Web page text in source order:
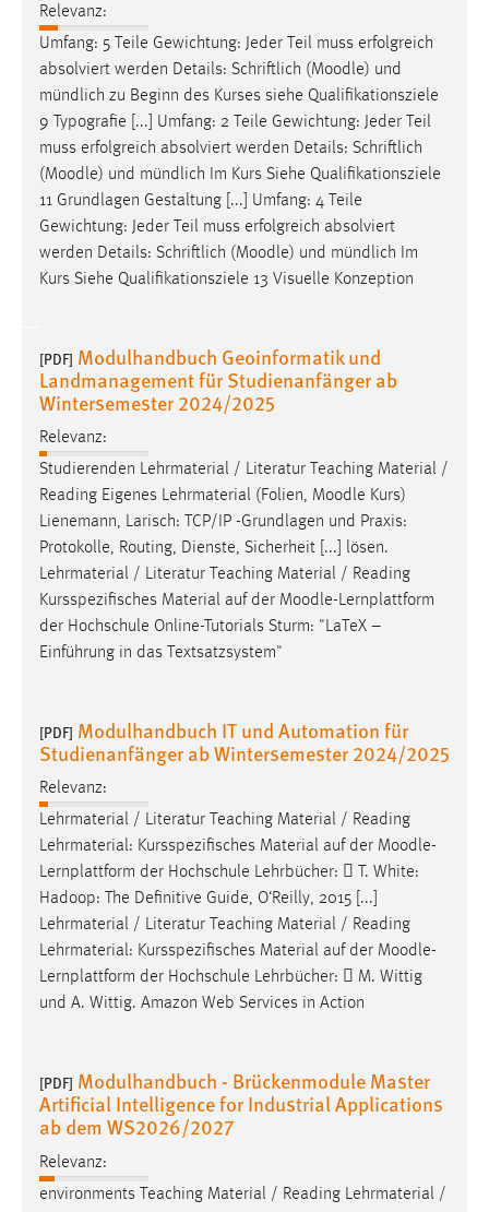
Relevanz:
Umfang: 5 Teile Gewichtung: Jeder Teil muss erfolgreich
absolviert werden Details: Schriftlich (Moodle) und
mündlich zu Beginn des Kurses siehe Qualifikationsziele
9 Typografie [...] Umfang: 2 Teile Gewichtung: Jeder Teil
muss erfolgreich absolviert werden Details: Schriftlich
(Moodle) und mündlich Im Kurs Siehe Qualifikationsziele
11 Grundlagen Gestaltung [...] Umfang: 4 Teile
Gewichtung: Jeder Teil muss erfolgreich absolviert
werden Details: Schriftlich (Moodle) und mündlich Im
Kurs Siehe Qualifikationsziele 13 Visuelle Konzeption
[PDF] Modulhandbuch Geoinformatik und
Landmanagement für Studienanfänger ab
Wintersemester 2024/2025
Relevanz:
Studierenden Lehrmaterial / Literatur Teaching Material /
Reading Eigenes Lehrmaterial (Folien, Moodle Kurs)
Lienemann, Larisch: TCP/IP -Grundlagen und Praxis:
Protokolle, Routing, Dienste, Sicherheit [...] lösen.
Lehrmaterial / Literatur Teaching Material / Reading
Kursspezifisches Material auf der Moodle-Lernplattform
der Hochschule Online-Tutorials Sturm: "LaTeX –
Einführung in das Textsatzsystem"
[PDF] Modulhandbuch IT und Automation für
Studienanfänger ab Wintersemester 2024/2025
Relevanz:
Lehrmaterial / Literatur Teaching Material / Reading
Lehrmaterial: Kursspezifisches Material auf der Moodle-
Lernplattform der Hochschule Lehrbücher:  T. White:
Hadoop: The Definitive Guide, O‘Reilly, 2015 [...]
Lehrmaterial / Literatur Teaching Material / Reading
Lehrmaterial: Kursspezifisches Material auf der Moodle-
Lernplattform der Hochschule Lehrbücher:  M. Wittig
und A. Wittig. Amazon Web Services in Action
[PDF] Modulhandbuch - Brückenmodule Master
Artificial Intelligence for Industrial Applications
ab dem WS2026/2027
Relevanz:
environments Teaching Material / Reading Lehrmaterial /
Cookie Laufzeit:
MibewSessionID, mibew-chat-frame-style-
Login
Name:
fe_user, be_user, be_lastLoginProvider
Zweck:
Dieser Cookie ist notwendig um sich an der Website
24 Stunden
STATISTIK
Statistik Cookies erfassen Informationen anonym.
Diese Informationen helfen uns zu verstehen, wie
unsere Besucher unsere Website nutzen.
Matomo
Name:
_pk_ref, _pk_cvar, _pk_id, _pk_ses
Zugriffsstatistik
Cookie Laufzeit:
Max. 13 Monate
MARKETING
Marketing Cookies werden von Drittanbietern
verwendet, um personalisierte Werbung anzuzeigen.
Sie tun dies, indem sie Besucher über Websites
hinweg verfolgen.
Name:
_gcl_au
Google Ireland Limited